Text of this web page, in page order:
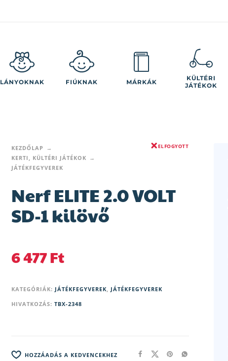
LÁNYOKNAK FIÚKNAK MÁRKÁK
KÜLTÉRI
JÁTÉKOK
KEZDŐLAP
KERTI, KÜLTÉRI JÁTÉKOK
JÁTÉKFEGYVEREK
ELFOGYOTT
Nerf ELITE 2.0 VOLT
SD-1 kilövő
6 477Ft
KATEGÓRIÁK: JÁTÉKFEGYVEREK, JÁTÉKFEGYVEREK
HIVATKOZÁS: TBX-2348
HOZZÁADÁS A KEDVENCEKHEZ